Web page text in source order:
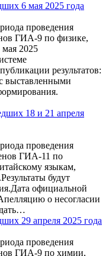
6 мая 2025 года
проведения
ГИА-9 по физике,
2025
результатов:
выставленными
18 и 21 апреля
проведения
ГИА-11 по
языкам,
будут
официальной
о несогласии
29 апреля 2025 года
проведения
ГИА-9 по химии,